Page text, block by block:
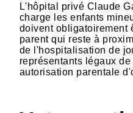
L'hôpital privé Claude
charge les enfants
doivent obligatoirement
parent qui reste à
de l'hospitalisation de
représentants légaux
autorisation parentale